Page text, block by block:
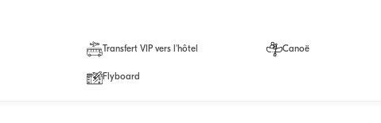
Transfert VIP vers l'hôtel Canoë
Flyboard